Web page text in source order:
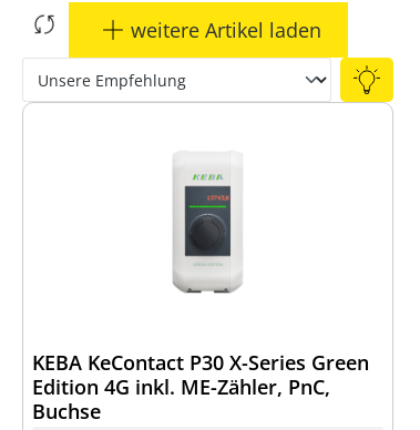
weitere Artikel laden
Finde die richtige
Ladestation
Wallbox- / Ladesäulen-Vergleich
Wallbox- / Ladesäulen-Leitfaden
KEBA KeContact P30 X-Series Green
Edition 4G inkl. ME-Zähler, PnC,
Buchse